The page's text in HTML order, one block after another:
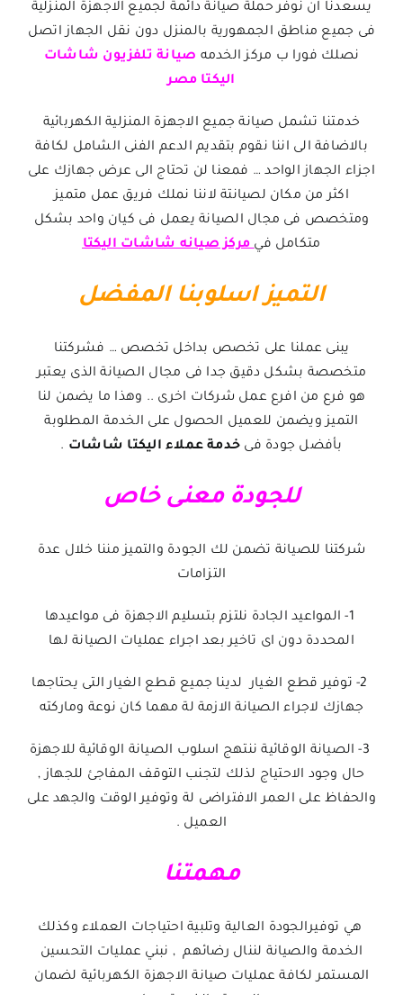
يسعدنا ان نوفر حملة صيانة دائمة لجميع الاجهزة المنزلية
فى جميع مناطق الجمهورية بالمنزل دون نقل الجهاز اتصل
نصلك فورا ب مركز الخدمه صيانة تلفزيون شاشات
اليكتا مصر
خدمتنا تشمل صيانة جميع الاجهزة المنزلية الكهربائية
بالاضافة الى اننا نقوم بتقديم الدعم الفنى الشامل لكافة
اجزاء الجهاز الواحد … فمعنا لن تحتاج الى عرض جهازك على
اكثر من مكان لصيانتة لاننا نملك فريق عمل متميز
ومتخصص فى مجال الصيانة يعمل فى كيان واحد بشكل
متكامل فيمركز صيانه شاشات اليكتا
التميز اسلوبنا المفضل
يبنى عملنا على تخصص بداخل تخصص … فشركتنا
متخصصة بشكل دقيق جدا فى مجال الصيانة الذى يعتبر
هو فرع من افرع عمل شركات اخرى .. وهذا ما يضمن لنا
التميز ويضمن للعميل الحصول على الخدمة المطلوبة
بأفضل جودة فى خدمة عملاء اليكتا شاشات .
للجودة معنى خاص
شركتنا للصيانة تضمن لك الجودة والتميز مننا خلال عدة
التزامات
1- المواعيد الجادة نلتزم بتسليم الاجهزة فى مواعيدها
المحددة دون اى تاخير بعد اجراء عمليات الصيانة لها
2- توفير قطع الغيار لدينا جميع قطع الغيار التى يحتاجها
جهازك لاجراء الصيانة الازمة لة مهما كان نوعة وماركته
3- الصيانة الوقائية ننتهج اسلوب الصيانة الوقائية للاجهزة
حال وجود الاحتياج لذلك لتجنب التوقف المفاجئ للجهاز ,
والحفاظ على العمر الافتراضى لة وتوفير الوقت والجهد على
العميل .
مهمتنا
هي توفيرالجودة العالية وتلبية احتياجات العملاء وكذلك
الخدمة والصيانة لننال رضائهم , نبني عمليات التحسين
المستمر لكافة عمليات صيانة الاجهزة الكهربائية لضمان